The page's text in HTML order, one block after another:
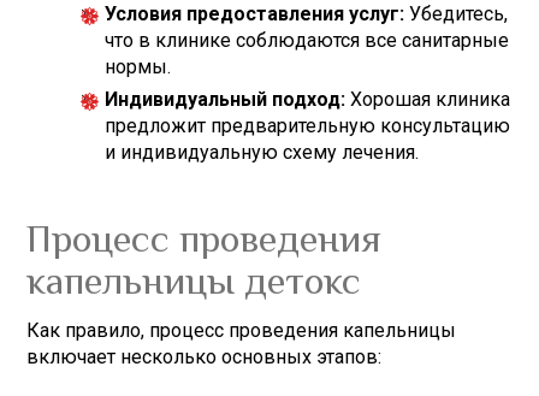
Условия предоставления услуг: Убедитесь,
что в клинике соблюдаются все санитарные
нормы.
Индивидуальный подход: Хорошая клиника
предложит предварительную консультацию
и индивидуальную схему лечения.
Процесс проведения
капельницы детокс
Как правило, процесс проведения капельницы
включает несколько основных этапов: